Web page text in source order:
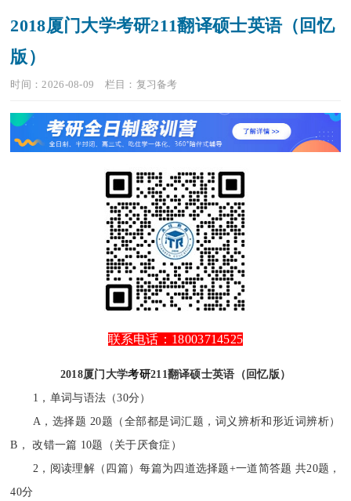
2018厦门大学考研211翻译硕士英语（回忆
版）
时间：2026-08-09 栏目： 复习备考
联系电话：18003714525
2018厦门大学考研211翻译硕士英语（回忆版）
1，单词与语法（30分）
A，选择题 20题（全部都是词汇题，词义辨析和形近词辨析）
B， 改错一篇 10题（关于厌食症）
2，阅读理解（四篇）每篇为四道选择题+一道简答题 共20题，
40分